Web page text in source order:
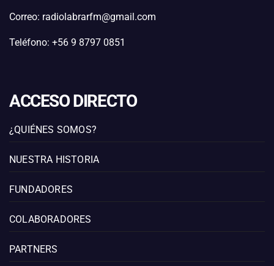
Correo: radiolabrarfm@gmail.com
Teléfono: +56 9 8797 0851
ACCESO DIRECTO
¿QUIÉNES SOMOS?
NUESTRA HISTORIA
FUNDADORES
COLABORADORES
PARTNERS